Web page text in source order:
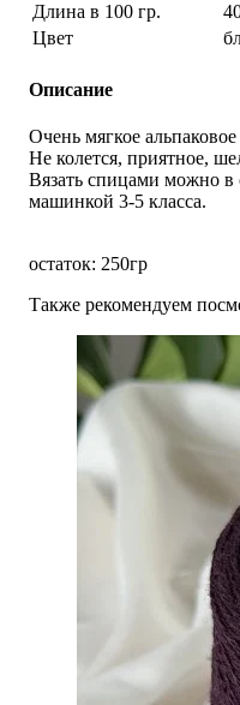
Длина в 100 гр.
Цвет
Описание
Очень мягкое альпаковое
Не колется, приятное,
Вязать спицами можно в
машинкой 3-5 класса.
остаток: 250гр
Также рекомендуем